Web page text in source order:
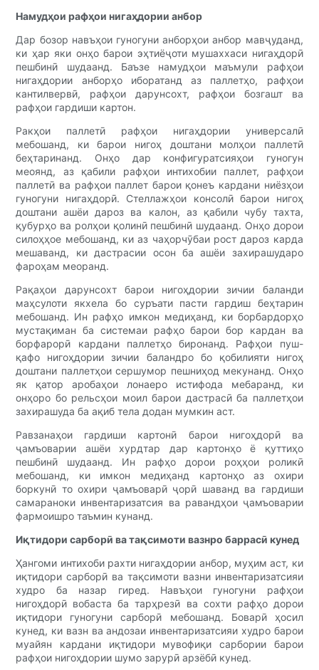
Намудҳои рафҳои нигаҳдории анбор
Дар бозор навъҳои гуногуни анборҳои анбор мавҷуданд,
ки ҳар яки онҳо барои эҳтиёҷоти мушаххаси нигаҳдорӣ
пешбинӣ шудаанд. Баъзе намудҳои маъмули рафҳои
нигаҳдории анборҳо иборатанд аз паллетҳо, рафҳои
кантилвервӣ, рафҳои дарунсохт, рафҳои бозгашт ва
рафҳои гардиши картон.
Ракҳои паллетӣ рафҳои нигаҳдории универсалӣ
мебошанд, ки барои нигоҳ доштани молҳои паллетӣ
беҳтаринанд. Онҳо дар конфигуратсияҳои гуногун
меоянд, аз қабили рафҳои интихобии паллет, рафҳои
паллетӣ ва рафҳои паллет барои қонеъ кардани ниёзҳои
гуногуни нигаҳдорӣ. Стеллажҳои консолӣ барои нигоҳ
доштани ашёи дароз ва калон, аз қабили чубу тахта,
қубурҳо ва ролҳои қолинӣ пешбинӣ шудаанд. Онҳо дорои
силоҳҳое мебошанд, ки аз чаҳорчӯбаи рост дароз карда
мешаванд, ки дастрасии осон ба ашёи захирашударо
фароҳам меоранд.
Рақаҳои дарунсохт барои нигоҳдории зичии баланди
маҳсулоти якхела бо суръати пасти гардиш беҳтарин
мебошанд. Ин рафҳо имкон медиҳанд, ки борбардорҳо
мустақиман ба системаи рафҳо барои бор кардан ва
борфарорӣ кардани паллетҳо биронанд. Рафҳои пуш-
қафо нигоҳдории зичии баландро бо қобилияти нигоҳ
доштани паллетҳои сершумор пешниҳод мекунанд. Онҳо
як қатор аробаҳои лонаеро истифода мебаранд, ки
онҳоро бо рельсҳои моил барои дастрасӣ ба паллетҳои
захирашуда ба ақиб тела додан мумкин аст.
Равзанаҳои гардиши картонӣ барои нигоҳдорӣ ва
ҷамъоварии ашёи хурдтар дар картонҳо ё қуттиҳо
пешбинӣ шудаанд. Ин рафҳо дорои роҳҳои роликӣ
мебошанд, ки имкон медиҳанд картонҳо аз охири
боркунӣ то охири ҷамъоварӣ ҷорӣ шаванд ва гардиши
самараноки инвентаризатсия ва равандҳои ҷамъоварии
фармоишро таъмин кунанд.
Иқтидори сарборӣ ва тақсимоти вазнро баррасӣ кунед
Ҳангоми интихоби рахти нигаҳдории анбор, муҳим аст, ки
иқтидори сарборӣ ва тақсимоти вазни инвентаризатсияи
худро ба назар гиред. Навъҳои гуногуни рафҳои
нигоҳдорӣ вобаста ба тарҳрезӣ ва сохти рафҳо дорои
иқтидори гуногуни сарборӣ мебошанд. Боварӣ ҳосил
кунед, ки вазн ва андозаи инвентаризатсияи худро барои
муайян кардани иқтидори мувофиқи сарбории барои
рафҳои нигоҳдории шумо зарурӣ арзёбӣ кунед.